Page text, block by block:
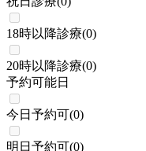
18時以降診療(0)
20時以降診療(0)
予約可能日
今日予約可(0)
明日予約可(0)